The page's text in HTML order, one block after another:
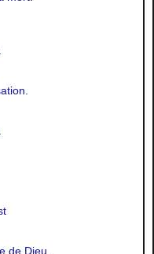
de Dieu.